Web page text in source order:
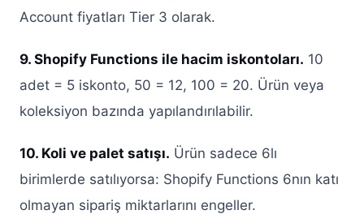
Account fiyatları Tier 3 olarak.
9. Shopify Functions ile hacim iskontoları. 10
adet = 5 iskonto, 50 = 12, 100 = 20. Ürün veya
koleksiyon bazında yapılandırılabilir.
10. Koli ve palet satışı. Ürün sadece 6lı
birimlerde satılıyorsa: Shopify Functions 6nın katı
olmayan sipariş miktarlarını engeller.